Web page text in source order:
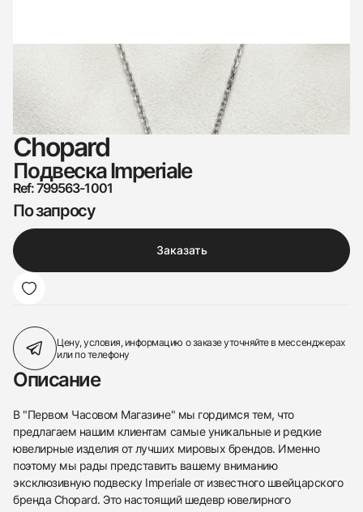
Chopard
Подвеска Imperiale
Ref: 799563-1001
По запросу
Заказать
Цену, условия, информацию о заказеуточняйте в мессенджерах
или по телефону
Описание
В "Первом Часовом Магазине" мы гордимся тем, что
предлагаем нашим клиентам самые уникальные и редкие
ювелирные изделия от лучших мировых брендов. Именно
поэтому мы рады представить вашему вниманию
эксклюзивную подвеску Imperiale от известного швейцарского
бренда Chopard. Это настоящий шедевр ювелирного